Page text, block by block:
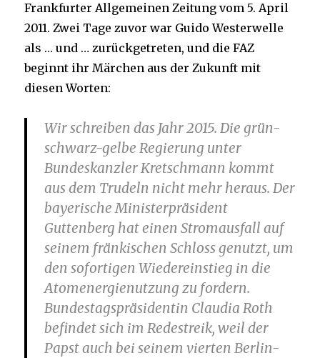
Frankfurter Allgemeinen Zeitung vom 5. April
2011. Zwei Tage zuvor war Guido Westerwelle
als … und … zurückgetreten, und die FAZ
beginnt ihr Märchen aus der Zukunft mit
diesen Worten:
Wir schreiben das Jahr 2015. Die grün-
schwarz-gelbe Regierung unter
Bundeskanzler Kretschmann kommt
aus dem Trudeln nicht mehr heraus. Der
bayerische Ministerpräsident
Guttenberg hat einen Stromausfall auf
seinem fränkischen Schloss genutzt, um
den sofortigen Wiedereinstieg in die
Atomenergienutzung zu fordern.
Bundestagspräsidentin Claudia Roth
befindet sich im Redestreik, weil der
Papst auch bei seinem vierten Berlin-